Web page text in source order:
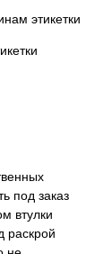
этикетки
под заказ
втулки
раскрой